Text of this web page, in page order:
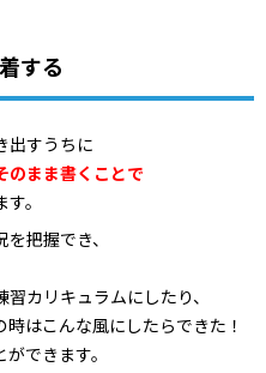
する
出すうちに
のまま書くことで
。
把握でき、
カリキュラムにしたり、
はこんな風にしたらできた！
できます。